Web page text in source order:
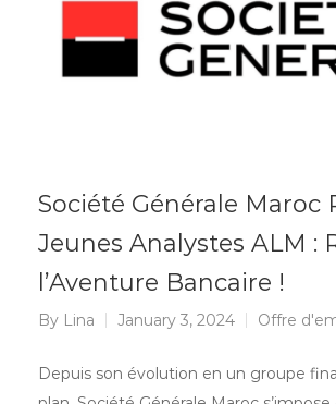
Société Générale Maroc
Jeunes Analystes ALM :
l’Aventure Bancaire !
By Lina January 3, 2024 Offre
Depuis son évolution en un groupe